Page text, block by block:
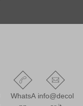
WhatsA info@decol